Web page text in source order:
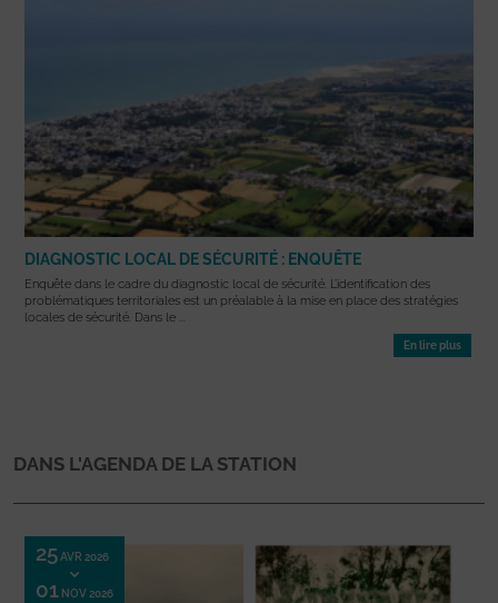
DIAGNOSTIC LOCAL DE SÉCURITÉ : ENQUÊTE
Enquête dans le cadre du diagnostic local de sécurité. L’identification des
problématiques territoriales est un préalable à la mise en place des stratégies
locales de sécurité. Dans le ...
En lire plus
DANS L'AGENDA DE LA STATION
25 AVR 2026
01 NOV 2026